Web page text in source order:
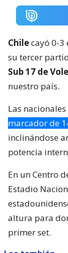
Chilecayó 0-3
su tercer
Sub 17 de
nuestro país.
Las
marcador de
inclinándose
potencia
En un Centro
Estadio
altura para
primer set.